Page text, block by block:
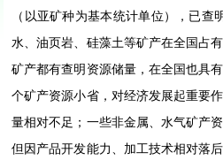
（以亚矿种为基本统计单位），已查
水、油页岩、硅藻土等矿产在全国占
矿产都有查明资源储量，在全国也具
个矿产资源小省，对经济发展起重要
量相对不足；一些非金属、水气矿产
但因产品开发能力、加工技术相对落